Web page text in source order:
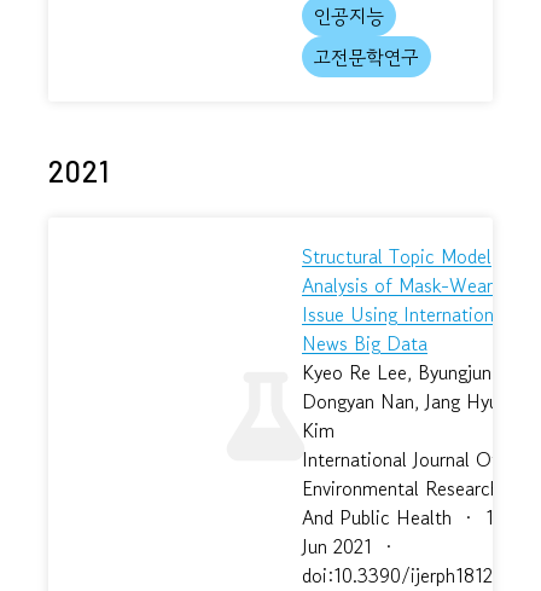
인공지능
고전문학연구
2021
Structural Topic Model
Analysis of Mask-Wearing
Issue Using International
News Big Data
Kyeo Re Lee, Byungjun Kim,
Dongyan Nan, Jang Hyun
Kim
International Journal Of
Environmental Research
And Public Health · 14
Jun 2021 ·
doi:10.3390/ijerph18126432